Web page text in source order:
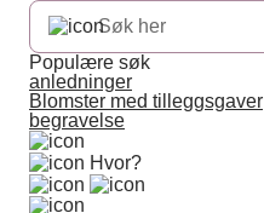
Populære søk
anledninger
Blomster med tilleggsgaver
begravelse
Hvor?